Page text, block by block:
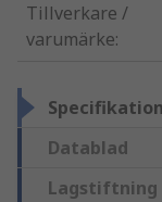
Tillverkare /
varumärke:
Datablad
Lagstiftning